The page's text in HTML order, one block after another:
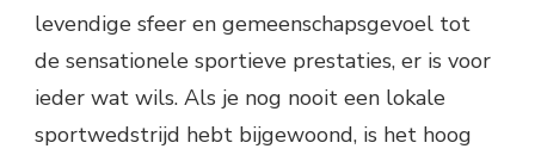
levendige sfeer en gemeenschapsgevoel tot
de sensationele sportieve prestaties, er is voor
ieder wat wils. Als je nog nooit een lokale
sportwedstrijd hebt bijgewoond, is het hoog